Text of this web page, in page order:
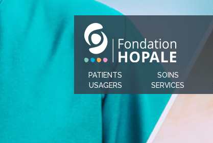
PATIENTS
USAGERS
SOINS
SERVICES